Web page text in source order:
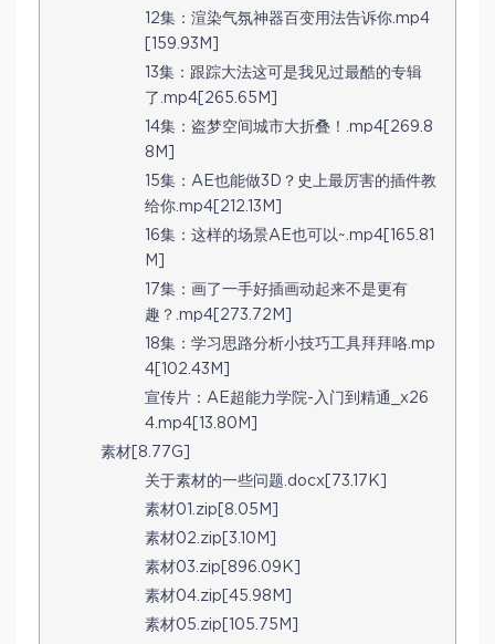
12集：渲染气氛神器百变用法告诉你.mp4
[159.93M]
13集：跟踪大法这可是我见过最酷的专辑
了.mp4[265.65M]
14集：盗梦空间城市大折叠！.mp4[269.8
8M]
15集：AE也能做3D？史上最厉害的插件教
给你.mp4[212.13M]
16集：这样的场景AE也可以~.mp4[165.81
M]
17集：画了一手好插画动起来不是更有
趣？.mp4[273.72M]
18集：学习思路分析小技巧工具拜拜咯.mp
4[102.43M]
宣传片：AE超能力学院-入门到精通_x26
4.mp4[13.80M]
素材[8.77G]
关于素材的一些问题.docx[73.17K]
素材01.zip[8.05M]
素材02.zip[3.10M]
素材03.zip[896.09K]
素材04.zip[45.98M]
素材05.zip[105.75M]